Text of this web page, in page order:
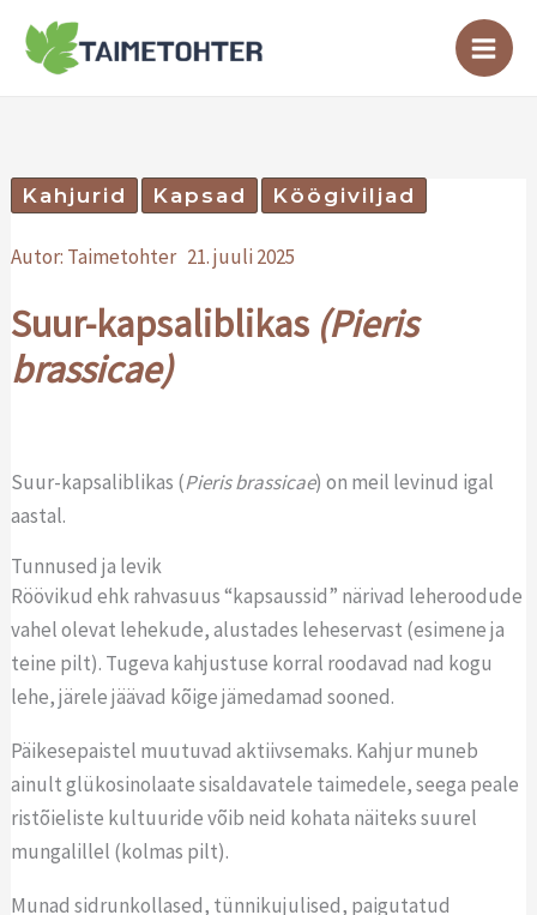
content
Kahjurid Kapsad Köögiviljad
Autor: Taimetohter 21. juuli 2025
Suur-kapsaliblikas (Pieris
brassicae)
Suur-kapsaliblikas (Pieris brassicae) on meil levinud igal
aastal.
Tunnused ja levik
Röövikud ehk rahvasuus “kapsaussid” närivad leheroodude
vahel olevat lehekude, alustades leheservast (esimene ja
teine pilt). Tugeva kahjustuse korral roodavad nad kogu
lehe, järele jäävad kõige jämedamad sooned.
Päikesepaistel muutuvad aktiivsemaks. Kahjur muneb
ainult glükosinolaate sisaldavatele taimedele, seega peale
ristõieliste kultuuride võib neid kohata näiteks suurel
mungalillel (kolmas pilt).
Munad sidrunkollased, tünnikujulised, paigutatud